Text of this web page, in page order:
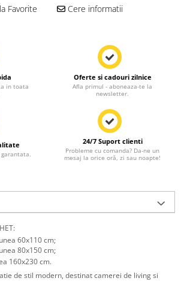
Favorite Cere informatii
in toata
Oferte si cadouri zilnice
Afla primul - aboneaza-te la
newsletter.
24/7 Suport clienti
Probleme cu comanda? Da-ne un
mesaj la orice oră, zi sau noapte!
60x110 cm;
80x150 cm;
160x230 cm.
de stil modern, destinat camerei de living si